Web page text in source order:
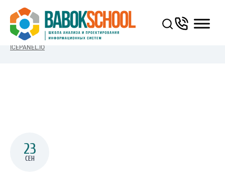
You Are Here:
ГЛАВНАЯ
ПРОЕКТИРОВАНИЕ МИКРОСЕРВИСНОЙ EDA-АРХИТЕКТУРЫ В
ICEPANEL.IO
23
СЕН